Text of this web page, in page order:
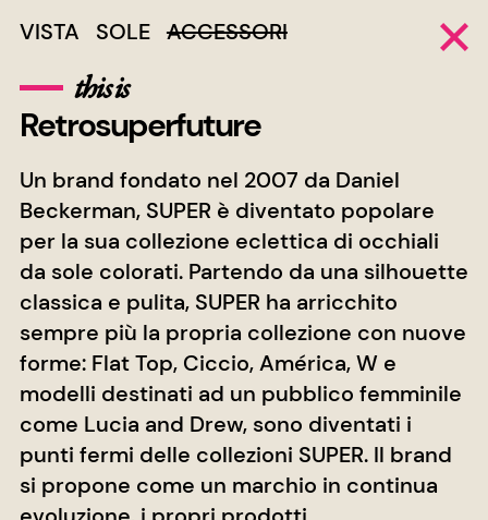
VISTA SOLE ACCESSORI
this is
Retrosuperfuture
Un brand fondato nel 2007 da Daniel
Beckerman, SUPER è diventato popolare
per la sua collezione eclettica di occhiali
da sole colorati. Partendo da una silhouette
classica e pulita, SUPER ha arricchito
sempre più la propria collezione con nuove
forme: Flat Top, Ciccio, América, W e
modelli destinati ad un pubblico femminile
come Lucia and Drew, sono diventati i
punti fermi delle collezioni SUPER. Il brand
si propone come un marchio in continua